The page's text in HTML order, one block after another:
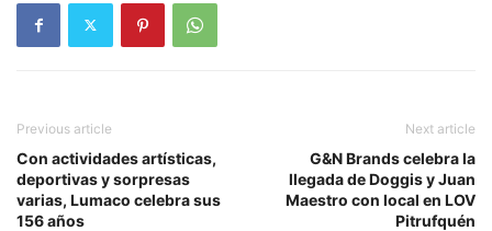
Previous article
Con actividades artísticas,
deportivas y sorpresas
varias, Lumaco celebra sus
156 años
Next article
G&N Brands celebra la
llegada de Doggis y Juan
Maestro con local en LOV
Pitrufquén